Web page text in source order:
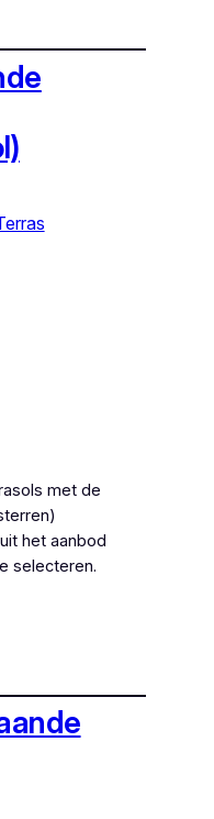
met de
het aanbod
selecteren.